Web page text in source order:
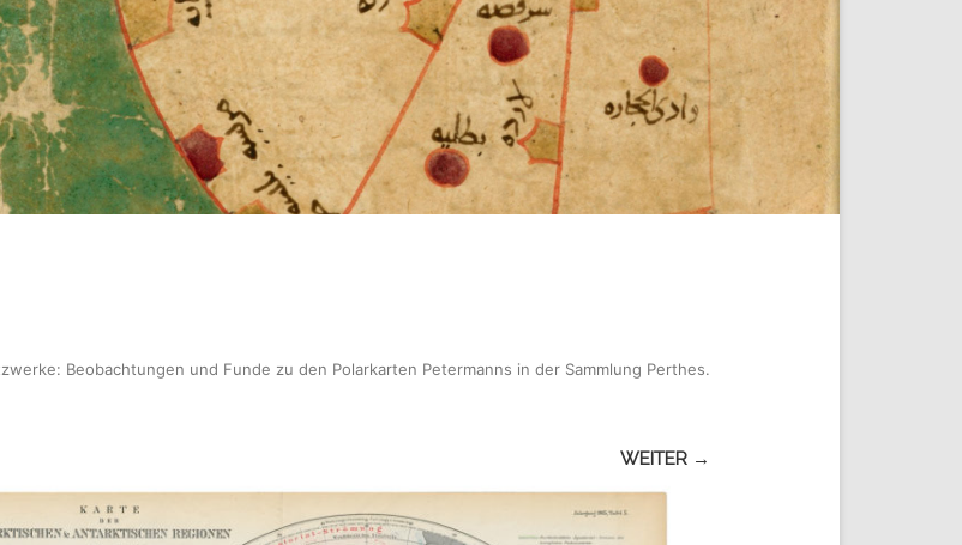
Beobachtungen und Funde zu den Polarkarten Petermanns in der Sammlung Perthes.
WEITER →